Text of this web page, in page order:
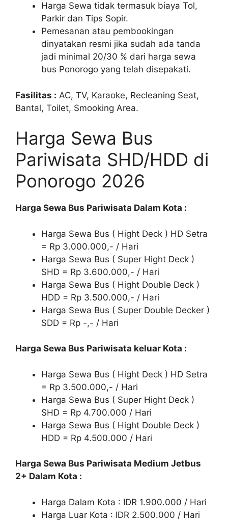
Harga Sewa tidak termasuk biaya Tol,
Parkir dan Tips Sopir.
Pemesanan atau pembookingan
dinyatakan resmi jika sudah ada tanda
jadi minimal 20/30 % dari harga sewa
bus Ponorogo yang telah disepakati.
Fasilitas : AC, TV, Karaoke, Recleaning Seat,
Bantal, Toilet, Smooking Area.
Harga Sewa Bus
Pariwisata SHD/HDD di
Ponorogo 2026
Harga Sewa Bus Pariwisata Dalam Kota :
Harga Sewa Bus ( Hight Deck ) HD Setra
= Rp 3.000.000,- / Hari
Harga Sewa Bus ( Super Hight Deck )
SHD = Rp 3.600.000,- / Hari
Harga Sewa Bus ( Hight Double Deck )
HDD = Rp 3.500.000,- / Hari
Harga Sewa Bus ( Super Double Decker )
SDD = Rp -,- / Hari
Harga Sewa Bus Pariwisata keluar Kota :
Harga Sewa Bus ( Hight Deck ) HD Setra
= Rp 3.500.000,- / Hari
Harga Sewa Bus ( Super Hight Deck )
SHD = Rp 4.700.000 / Hari
Harga Sewa Bus ( Hight Double Deck )
HDD = Rp 4.500.000 / Hari
Harga Sewa Bus Pariwisata Medium Jetbus
2+ Dalam Kota :
Harga Dalam Kota : IDR 1.900.000 / Hari
Harga Luar Kota : IDR 2.500.000 / Hari